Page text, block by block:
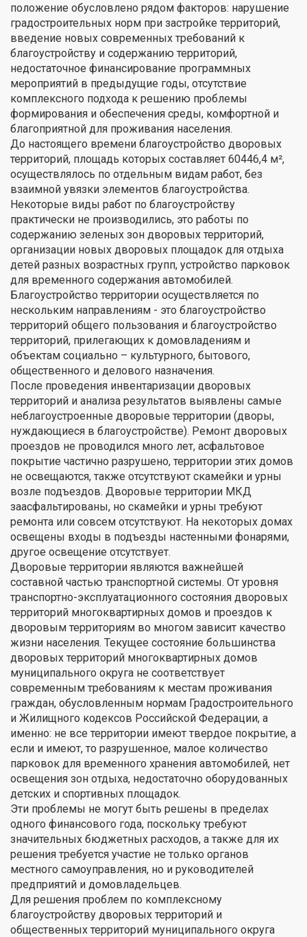
положение обусловлено рядом факторов: нарушение
градостроительных норм при застройке территорий,
введение новых современных требований к
благоустройству и содержанию территорий,
недостаточное финансирование программных
мероприятий в предыдущие годы, отсутствие
комплексного подхода к решению проблемы
формирования и обеспечения среды, комфортной и
благоприятной для проживания населения.
До настоящего времени благоустройство дворовых
территорий, площадь которых составляет 60446,4 м²,
осуществлялось по отдельным видам работ, без
взаимной увязки элементов благоустройства.
Некоторые виды работ по благоустройству
практически не производились, это работы по
содержанию зеленых зон дворовых территорий,
организации новых дворовых площадок для отдыха
детей разных возрастных групп, устройство парковок
для временного содержания автомобилей.
Благоустройство территории осуществляется по
нескольким направлениям - это благоустройство
территорий общего пользования и благоустройство
территорий, прилегающих к домовладениям и
объектам социально – культурного, бытового,
общественного и делового назначения.
После проведения инвентаризации дворовых
территорий и анализа результатов выявлены самые
неблагоустроенные дворовые территории (дворы,
нуждающиеся в благоустройстве). Ремонт дворовых
проездов не проводился много лет, асфальтовое
покрытие частично разрушено, территории этих домов
не освещаются, также отсутствуют скамейки и урны
возле подъездов. Дворовые территории МКД
заасфальтированы, но скамейки и урны требуют
ремонта или совсем отсутствуют. На некоторых домах
освещены входы в подъезды настенными фонарями,
другое освещение отсутствует.
Дворовые территории являются важнейшей
составной частью транспортной системы. От уровня
транспортно-эксплуатационного состояния дворовых
территорий многоквартирных домов и проездов к
дворовым территориям во многом зависит качество
жизни населения. Текущее состояние большинства
дворовых территорий многоквартирных домов
муниципального округа не соответствует
современным требованиям к местам проживания
граждан, обусловленным нормам Градостроительного
и Жилищного кодексов Российской Федерации, а
именно: не все территории имеют твердое покрытие, а
если и имеют, то разрушенное, малое количество
парковок для временного хранения автомобилей, нет
освещения зон отдыха, недостаточно оборудованных
детских и спортивных площадок.
Эти проблемы не могут быть решены в пределах
одного финансового года, поскольку требуют
значительных бюджетных расходов, а также для их
решения требуется участие не только органов
местного самоуправления, но и руководителей
предприятий и домовладельцев.
Для решения проблем по комплексному
благоустройству дворовых территорий и
общественных территорий муниципального округа